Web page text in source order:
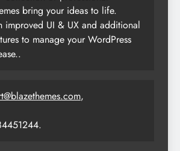
bring your ideas to life.
improved UI & UX and additional
to manage your WordPress
,